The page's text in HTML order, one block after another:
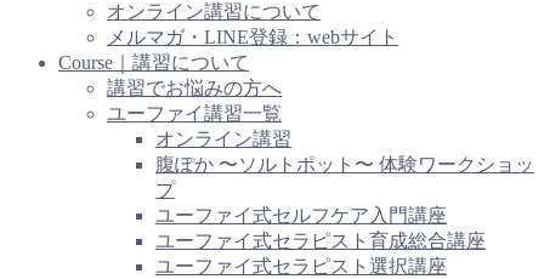
オンライン講習について
メルマガ・LINE登録：webサイト
Course｜講習について
講習でお悩みの方へ
ユーファイ講習一覧
オンライン講習
腹ぽか 〜ソルトポット〜 体験ワークショッ
プ
ユーファイ式セルフケア入門講座
ユーファイ式セラピスト育成総合講座
ユーファイ式セラピスト選択講座